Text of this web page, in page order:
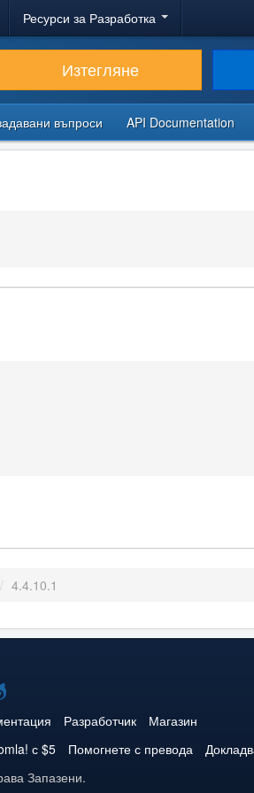
Ресурси за Разработка
Изтегляне
въпроси API Documentation
/ 4.4.10.1
Joomla!
в
GitHub
Разработчик
Магазин
с $5 Помогнете с превода
Запазени.